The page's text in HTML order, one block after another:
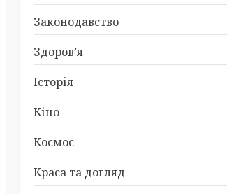
Законодавство
Здоров’я
Історія
Кіно
Космос
Краса та догляд